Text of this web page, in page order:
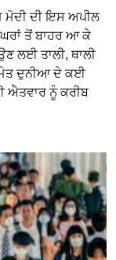
ਮੋਦੀ ਦੀ ਇਸ ਅਪੀਲ
ਤੋਂ ਬਾਹਰ ਆ ਕੇ
ਲਈ ਤਾਲੀ, ਥਾਲੀ
ਦੁਨੀਆ ਦੇ ਕਈ
ਐਤਵਾਰ ਨੂੰ ਕਰੀਬ